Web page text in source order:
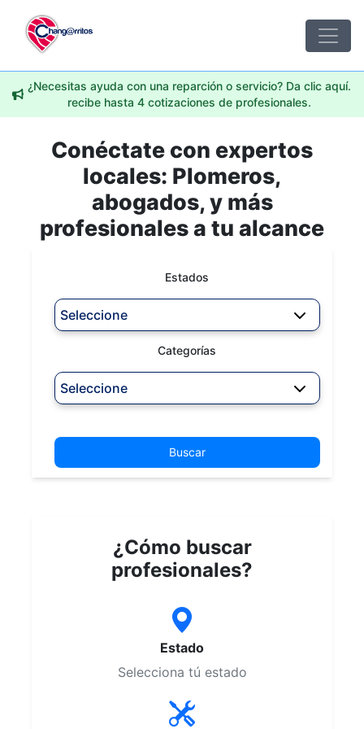
¿Necesitas ayuda con una reparción o servicio? Da clic aquí.
recibe hasta 4 cotizaciones de profesionales.
Conéctate con expertos
locales: Plomeros,
abogados, y más
profesionales a tu alcance
Estados
Seleccione
Categorías
Seleccione
Buscar
¿Cómo buscar
profesionales?
Estado
Selecciona tú estado